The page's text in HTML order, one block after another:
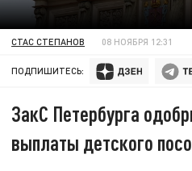
СТАС СТЕПАНОВ 08 НОЯБРЯ 12:31
ПОДПИШИТЕСЬ:
ЗакС Петербурга
выплаты детского